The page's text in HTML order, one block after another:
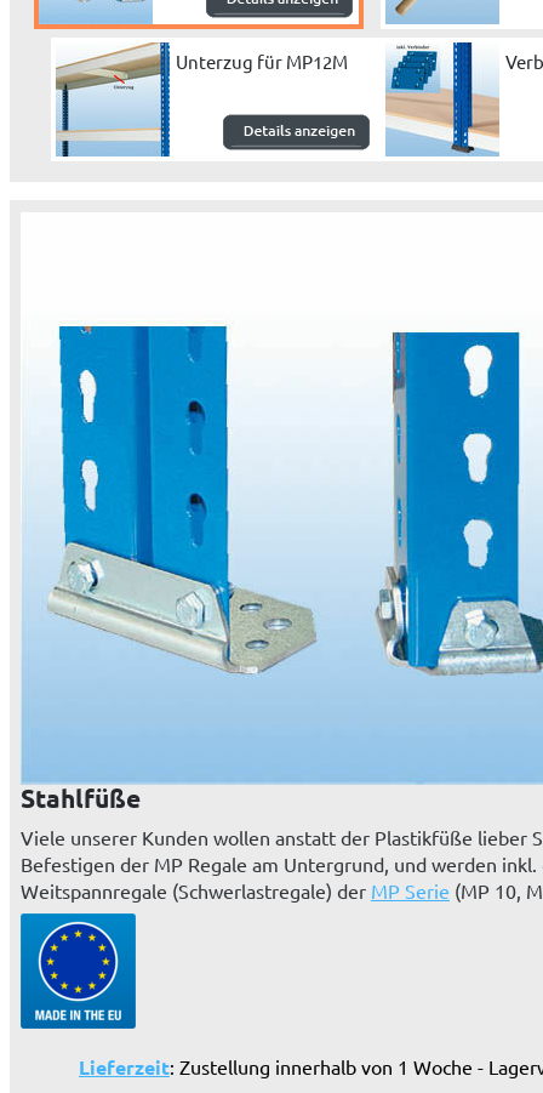
Unterzug für MP12M
Stahlfüße
Viele unserer Kunden wollen anstatt der Plastikfüße lieber
Befestigen der MP Regale am Untergrund, und werden
Weitspannregale (Schwerlastregale) der MP Serie (MP 10,
Lieferzeit: Zustellung innerhalb von 1 Woche -